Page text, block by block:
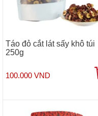
Táo đỏ cắt lát sấy khô túi
250g
100.000 VND